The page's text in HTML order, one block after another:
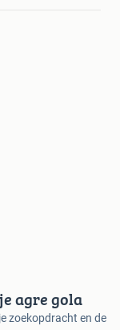
agre gola
zoekopdracht en de